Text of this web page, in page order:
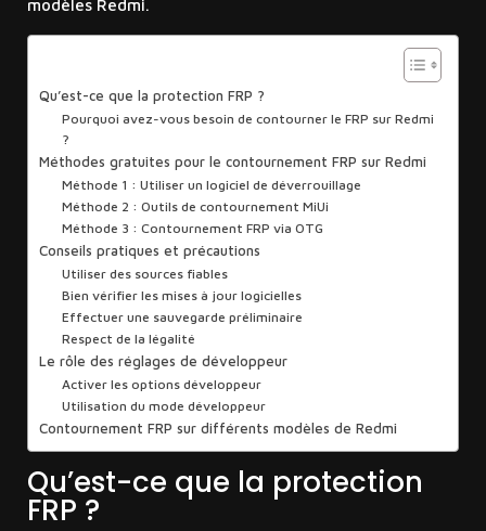
modèles Redmi.
Qu’est-ce que la protection FRP ?
Pourquoi avez-vous besoin de contourner le FRP sur Redmi
?
Méthodes gratuites pour le contournement FRP sur Redmi
Méthode 1 : Utiliser un logiciel de déverrouillage
Méthode 2 : Outils de contournement MiUi
Méthode 3 : Contournement FRP via OTG
Conseils pratiques et précautions
Utiliser des sources fiables
Bien vérifier les mises à jour logicielles
Effectuer une sauvegarde préliminaire
Respect de la légalité
Le rôle des réglages de développeur
Activer les options développeur
Utilisation du mode développeur
Contournement FRP sur différents modèles de Redmi
Qu’est-ce que la protection
FRP ?